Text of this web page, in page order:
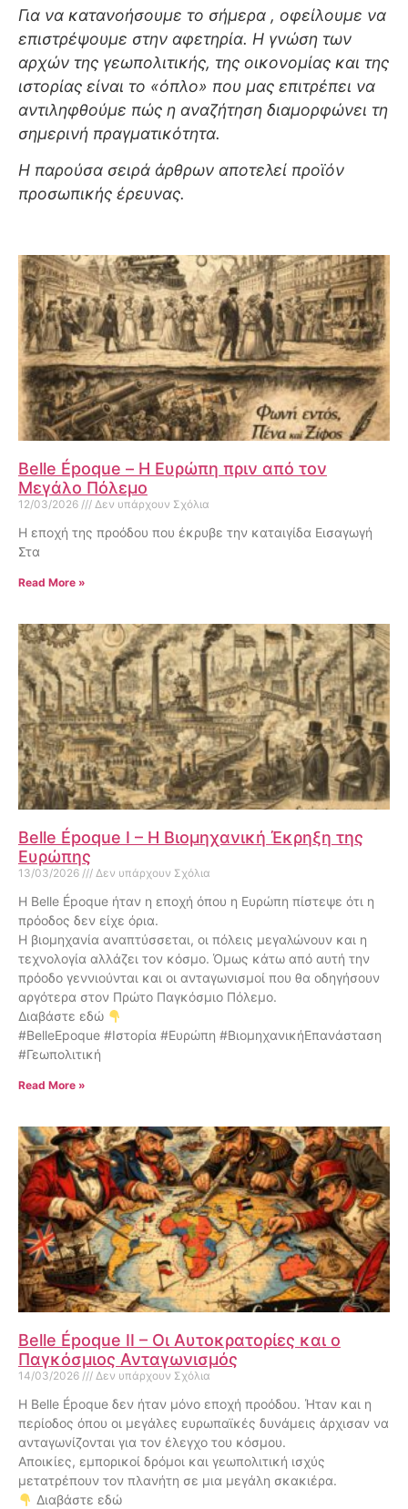
Για να κατανοήσουμε το σήμερα , οφείλουμε να
επιστρέψουμε στην αφετηρία. Η γνώση των
αρχών της γεωπολιτικής, της οικονομίας και της
ιστορίας είναι το «όπλο» που μας επιτρέπει να
αντιληφθούμε πώς η αναζήτηση διαμορφώνει τη
σημερινή πραγματικότητα.
Η παρούσα σειρά άρθρων αποτελεί προϊόν
προσωπικής έρευνας.
Belle Époque – Η Ευρώπη πριν από τον
Μεγάλο Πόλεμο
12/03/2026 Δεν υπάρχουν Σχόλια
Η εποχή της προόδου που έκρυβε την καταιγίδα Εισαγωγή
Στα
Read More »
Belle Époque I – Η Βιομηχανική Έκρηξη της
Ευρώπης
13/03/2026 Δεν υπάρχουν Σχόλια
Η Belle Époque ήταν η εποχή όπου η Ευρώπη πίστεψε ότι η
πρόοδος δεν είχε όρια.
Η βιομηχανία αναπτύσσεται, οι πόλεις μεγαλώνουν και η
τεχνολογία αλλάζει τον κόσμο. Όμως κάτω από αυτή την
πρόοδο γεννιούνται και οι ανταγωνισμοί που θα οδηγήσουν
αργότερα στον Πρώτο Παγκόσμιο Πόλεμο.
Διαβάστε εδώ
#BelleEpoque #Ιστορία #Ευρώπη #ΒιομηχανικήΕπανάσταση
#Γεωπολιτική
Read More »
Belle Époque II – Οι Αυτοκρατορίες και ο
Παγκόσμιος Ανταγωνισμός
14/03/2026 Δεν υπάρχουν Σχόλια
Η Belle Époque δεν ήταν μόνο εποχή προόδου. Ήταν και η
περίοδος όπου οι μεγάλες ευρωπαϊκές δυνάμεις άρχισαν να
ανταγωνίζονται για τον έλεγχο του κόσμου.
Αποικίες, εμπορικοί δρόμοι και γεωπολιτική ισχύς
μετατρέπουν τον πλανήτη σε μια μεγάλη σκακιέρα.
Διαβάστε εδώ